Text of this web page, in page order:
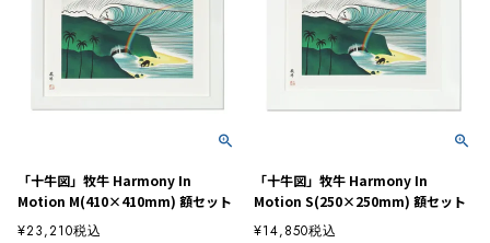
「十牛図」牧牛 Harmony In
Motion M(410×410mm) 額セット
¥23,210税込
「十牛図」牧牛 Harmony In
Motion S(250×250mm) 額セット
¥14,850税込